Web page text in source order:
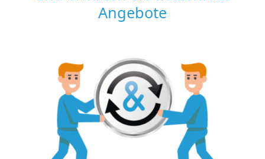
Angebote